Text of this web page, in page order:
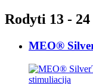
Rodyti 13 - 24
MEO®